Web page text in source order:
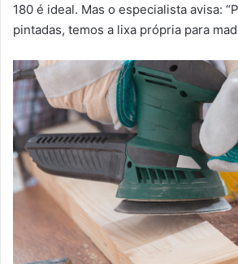
180 é ideal. Mas o especialista avisa:
pintadas, temos a lixa própria para